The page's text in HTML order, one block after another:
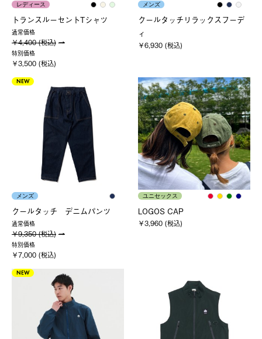
レディース
トランスルーセントTシャツ
通常価格
￥4,400 (税込)
特別価格
￥3,500 (税込)
メンズ
クールタッチリラックスフーデ
ィ
￥6,930 (税込)
NEW
メンズ
クールタッチ デニムパンツ
通常価格
￥9,350 (税込)
特別価格
￥7,000 (税込)
ユニセックス
LOGOS CAP
￥3,960 (税込)
NEW